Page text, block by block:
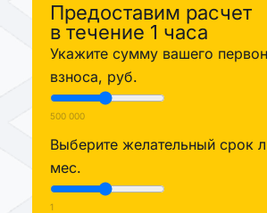
Предоставим расчет
в течение 1 часа
Укажите сумму вашего
взноса, руб.
500 000
Выберите желательный срок
мес.
1